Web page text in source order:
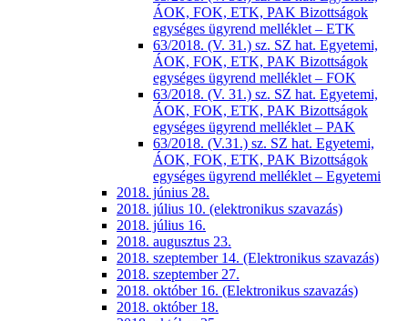
ÁOK, FOK, ETK, PAK Bizottságok
egységes ügyrend melléklet – ETK
63/2018. (V. 31.) sz. SZ hat. Egyetemi,
ÁOK, FOK, ETK, PAK Bizottságok
egységes ügyrend melléklet – FOK
63/2018. (V. 31.) sz. SZ hat. Egyetemi,
ÁOK, FOK, ETK, PAK Bizottságok
egységes ügyrend melléklet – PAK
63/2018. (V.31.) sz. SZ hat. Egyetemi,
ÁOK, FOK, ETK, PAK Bizottságok
egységes ügyrend melléklet – Egyetemi
2018. június 28.
2018. július 10. (elektronikus szavazás)
2018. július 16.
2018. augusztus 23.
2018. szeptember 14. (Elektronikus szavazás)
2018. szeptember 27.
2018. október 16. (Elektronikus szavazás)
2018. október 18.